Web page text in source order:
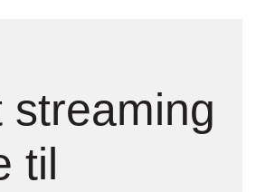
streaming
til